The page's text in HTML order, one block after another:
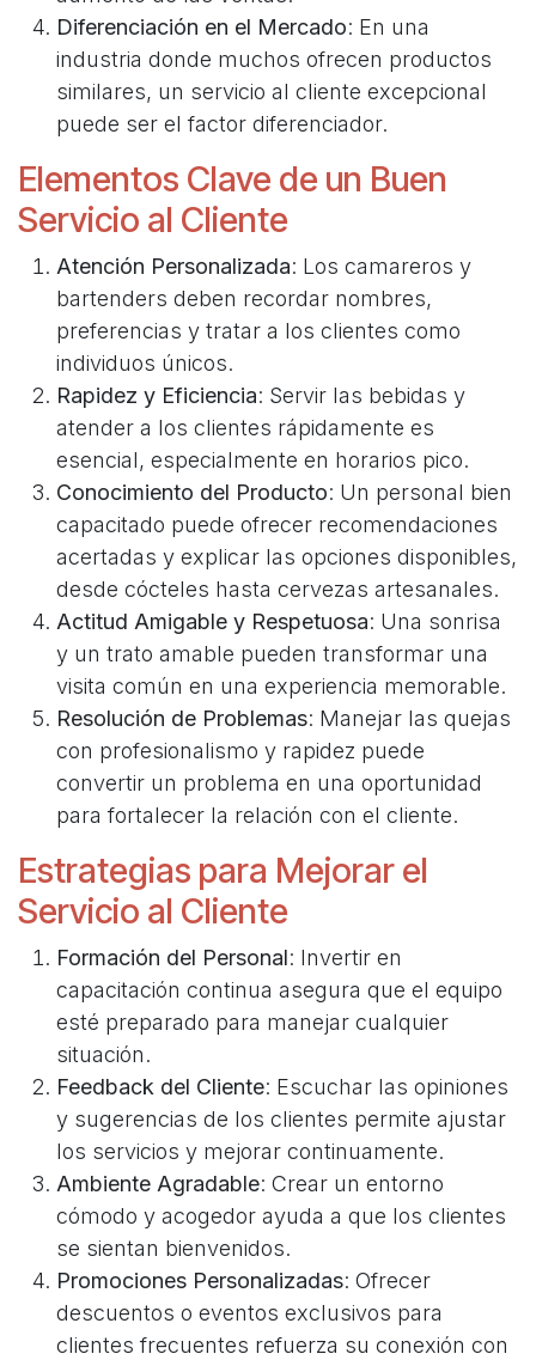
Diferenciación en el Mercado: En una
industria donde muchos ofrecen productos
similares, un servicio al cliente excepcional
puede ser el factor diferenciador.
Elementos Clave de un Buen
Servicio al Cliente
Atención Personalizada: Los camareros y
bartenders deben recordar nombres,
preferencias y tratar a los clientes como
individuos únicos.
Rapidez y Eficiencia: Servir las bebidas y
atender a los clientes rápidamente es
esencial, especialmente en horarios pico.
Conocimiento del Producto: Un personal bien
capacitado puede ofrecer recomendaciones
acertadas y explicar las opciones disponibles,
desde cócteles hasta cervezas artesanales.
Actitud Amigable y Respetuosa: Una sonrisa
y un trato amable pueden transformar una
visita común en una experiencia memorable.
Resolución de Problemas: Manejar las quejas
con profesionalismo y rapidez puede
convertir un problema en una oportunidad
para fortalecer la relación con el cliente.
Estrategias para Mejorar el
Servicio al Cliente
Formación del Personal: Invertir en
capacitación continua asegura que el equipo
esté preparado para manejar cualquier
situación.
Feedback del Cliente: Escuchar las opiniones
y sugerencias de los clientes permite ajustar
los servicios y mejorar continuamente.
Ambiente Agradable: Crear un entorno
cómodo y acogedor ayuda a que los clientes
se sientan bienvenidos.
Promociones Personalizadas: Ofrecer
descuentos o eventos exclusivos para
clientes frecuentes refuerza su conexión con